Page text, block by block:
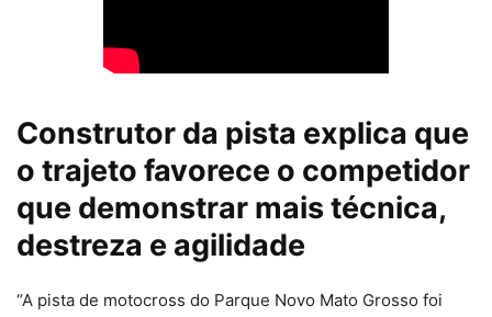
Construtor da pista explica que
o trajeto favorece o competidor
que demonstrar mais técnica,
destreza e agilidade
“A pista de motocross do Parque Novo Mato Grosso foi